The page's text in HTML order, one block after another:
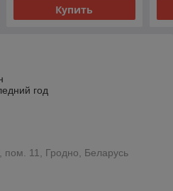
Купить
год
11, Гродно, Беларусь